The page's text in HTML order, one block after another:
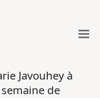
Javouhey à
de